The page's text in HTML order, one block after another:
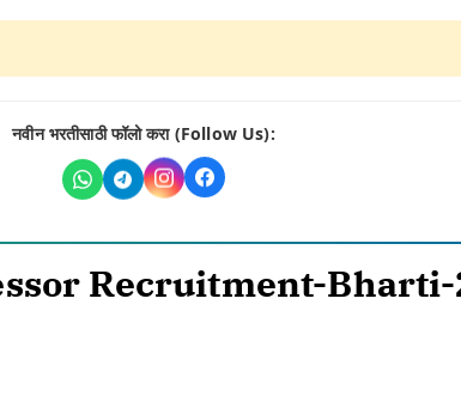
नवीन भरतीसाठी फॉलो करा (Follow Us):
Recruitment-